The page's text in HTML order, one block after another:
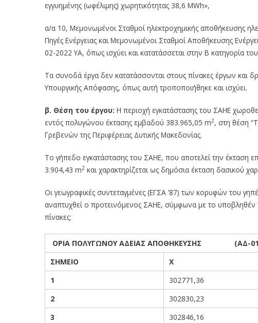
εγγυημένης (ωφέλιμης) χωρητικότητας 38,6 MWh»,
α/α 10, Μεμονωμένοι Σταθμοί ηλεκτροχημικής αποθήκευσης
Πηγές Ενέργειας και Μεμονωμένοι Σταθμοί Αποθήκευσης
02-2022 ΥΑ, όπως ισχύει και κατατάσσεται στην Β κατηγορία
Τα συνοδά έργα δεν κατατάσσονται στους πίνακες έργων και
Υπουργικής Απόφασης, όπως αυτή τροποποιήθηκε και ισχύει.
β. Θέση του έργου: Η περιοχή εγκατάστασης του ΣΑΗΕ
εντός πολυγώνου έκτασης εμβαδού 383.965,05 m2, στη θέση
Γρεβενών της Περιφέρειας Δυτικής Μακεδονίας.
To γήπεδο εγκατάστασης του ΣΑΗΕ, που αποτελεί την έκταση
3.904,43 m2 και χαρακτηρίζεται ως δημόσια έκταση δασικού
Οι γεωγραφικές συντεταγμένες (ΕΓΣΑ ’87) των κορυφών του
αναπτυχθεί ο προτεινόμενος ΣΑΗΕ, σύμφωνα με το
πίνακες:
ΟΡΙΑ ΠΟΛΥΓΩΝΟΥ ΑΔΕΙΑΣ ΑΠΟΘΗΚΕΥΣΗΣ (ΑΔ-
ΣΗΜΕΙΟ
Χ
1
302771,36
2
302830,23
3
302846,16